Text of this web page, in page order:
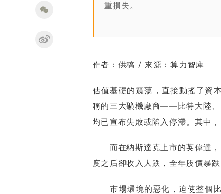
重損失。
作者：供稿 / 來源：算力智庫
估值基礎的震蕩，直接動搖了資
稱的三大礦機廠商——比特大陸、
均已宣布失敗或陷入停滯。其中
而在納斯達克上市的英偉達，
度之后卻收入大跌，全年股價暴跌
市場環境的惡化，迫使整個比